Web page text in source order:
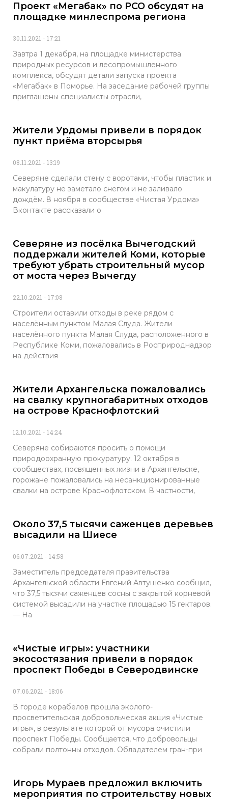
Проект «Мегабак» по РСО обсудят на
площадке минлеспрома региона
30.11.2021 17:21
Завтра 1 декабря, на площадке министерства
природных ресурсов и лесопромышленного
комплекса, обсудят детали запуска проекта
«Мегабак» в Поморье. На заседание рабочей группы
приглашены специалисты отрасли,
Жители Урдомы привели в порядок
пункт приёма вторсырья
08.11.2021 13:19
Северяне сделали стену с воротами, чтобы пластик и
макулатуру не заметало снегом и не заливало
дождём. 8 ноября в сообществе «Чистая Урдома»
Вконтакте рассказали о
Северяне из посёлка Вычегодский
поддержали жителей Коми, которые
требуют убрать строительный мусор
от моста через Вычегду
22.10.2021 17:08
Строители оставили отходы в реке рядом с
населённым пунктом Малая Слуда. Жители
населённого пункта Малая Слуда, расположенного в
Республике Коми, пожаловались в Росприроднадзор
на действия
Жители Архангельска пожаловались
на свалку крупногабаритных отходов
на острове Краснофлотский
12.10.2021 14:24
Северяне собираются просить о помощи
природоохранную прокуратуру. 12 октября в
сообществах, посвященных жизни в Архангельске,
горожане пожаловались на несанкционированные
свалки на острове Краснофлотском. В частности,
Около 37,5 тысячи саженцев деревьев
высадили на Шиесе
06.07.2021 14:58
Заместитель председателя правительства
Архангельской области Евгений Автушенко сообщил,
что 37,5 тысячи саженцев сосны с закрытой корневой
системой высадили на участке площадью 15 гектаров.
— На
«Чистые игры»: участники
экосостязания привели в порядок
проспект Победы в Северодвинске
07.06.2021 18:06
В городе корабелов прошла эколого-
просветительская добровольческая акция «Чистые
игры», в результате которой от мусора очистили
проспект Победы. Сообщается, что добровольцы
собрали полтонны отходов. Обладателем гран-при
Игорь Мураев предложил включить
мероприятия по строительству новых